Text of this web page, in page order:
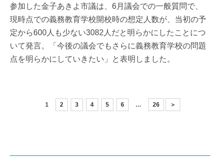
参加した金子あきよ市議は、6月議会での一般質問で、
現時点での義務教育学校開校時の想定人数が、当初の予
定から600人も少ない3082人だと明らかにしたことにつ
いて発言。「今後の議会でもさらに義務教育学校の問題
点を明らかにしていきたい」と表明しました。
1 2 3 4 5 6 … 26 ＞